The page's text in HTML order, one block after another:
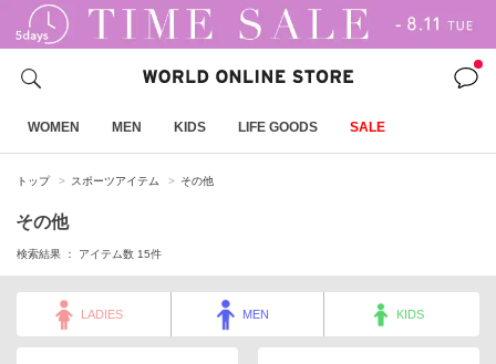
WOMEN MEN KIDS LIFE GOODS SALE
トップ スポーツアイテム その他
その他
検索結果 ： アイテム数 15件
LADIES MEN KIDS